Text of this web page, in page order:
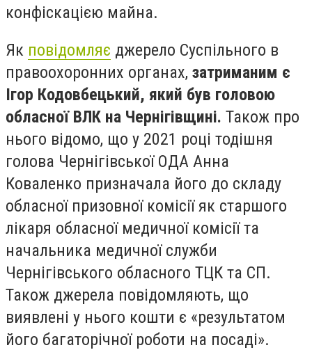
конфіскацією майна.
Як повідомляє джерело Суспільного в
правоохоронних органах, затриманим є
Ігор Кодовбецький, який був головою
обласної ВЛК на Чернігівщині. Також про
нього відомо, що у 2021 році тодішня
голова Чернігівської ОДА Анна
Коваленко призначала його до складу
обласної призовної комісії як старшого
лікаря обласної медичної комісії та
начальника медичної служби
Чернігівського обласного ТЦК та СП.
Також джерела повідомляють, що
виявлені у нього кошти є «результатом
його багаторічної роботи на посаді».